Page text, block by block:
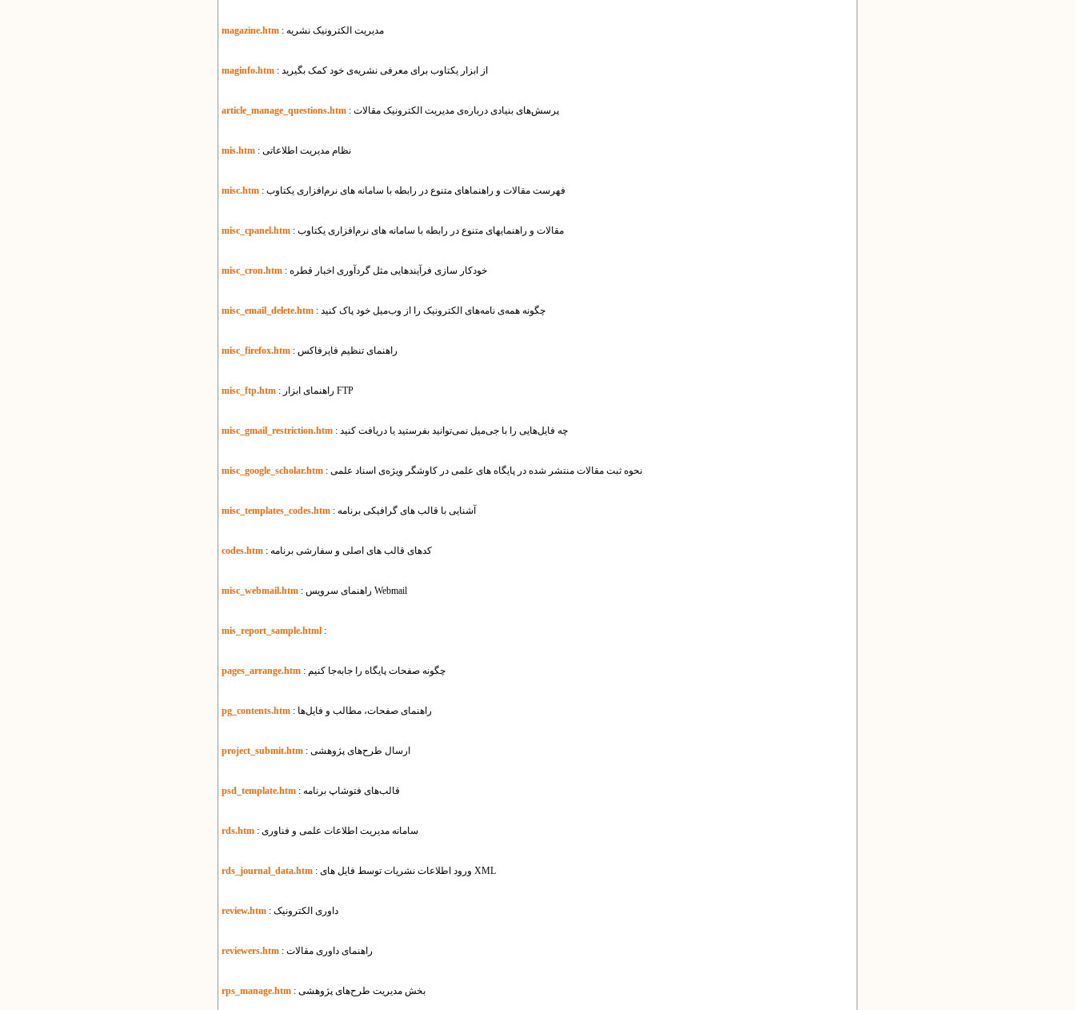
magazine.htm : مدیریت الکترونیک نشریه
maginfo.htm : از ابزار یکتاوب برای معرفی نشریه‌ی خود کمک بگیرید
article_manage_questions.htm : پرسش‌های بنیادی درباره‌ی مدیریت الکترونیک مقالات
mis.htm : نظام مدیریت اطلاعاتی
misc.htm : فهرست مقالات و راهنماهای متنوع در رابطه با سامانه های نرم‌افزاری یکتاوب
misc_cpanel.htm : مقالات و راهنمایهای متنوع در رابطه با سامانه های نرم‌افزاری یکتاوب
misc_cron.htm : خودکار سازی فرآیندهایی مثل گردآوری اخبار قطره
misc_email_delete.htm : چگونه‌ همه‌ی نامه‌های الکترونیک را از وب‌میل خود پاک کنید
misc_firefox.htm : راهنمای تنظیم فایرفاکس
misc_ftp.htm : راهنمای ابزار FTP
misc_gmail_restriction.htm : چه فایل‌هایی را با جی‌میل نمی‌توانید بفرستید یا دریافت کنید
misc_google_scholar.htm : نحوه ثبت مقالات منتشر شده در پایگاه های علمی در کاوشگر ویژه‌ی اسناد علمی
misc_templates_codes.htm : آشنایی با قالب های گرافیکی برنامه
codes.htm : کدهای قالب های اصلی و سفارشی برنامه
misc_webmail.htm : راهنمای سرویس Webmail
mis_report_sample.html :
pages_arrange.htm : چگونه صفحات پایگاه را جابه‌جا کنیم
pg_contents.htm : راهنمای صفحات، مطالب و فایل‌ها
project_submit.htm : ارسال طرح‌های پژوهشی
psd_template.htm : قالب‌های فتوشاپ برنامه
rds.htm : سامانه مدیریت اطلاعات علمی و فناوری
rds_journal_data.htm : ورود اطلاعات نشریات توسط فایل های XML
review.htm : داوری الکترونیک
reviewers.htm : راهنمای داوری مقالات
rps_manage.htm : بخش مدیریت طرح‌های پژوهشی